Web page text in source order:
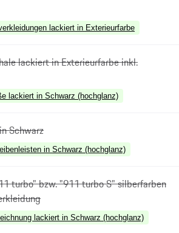
lackiert in Exterieurfarbe
lackiert in Exterieurfarbe inkl.
lackiert in Schwarz (hochglanz)
Schwarz
in Schwarz (hochglanz)
turbo" bzw. "911 turbo S" silberfarben
lackiert in Schwarz (hochglanz)